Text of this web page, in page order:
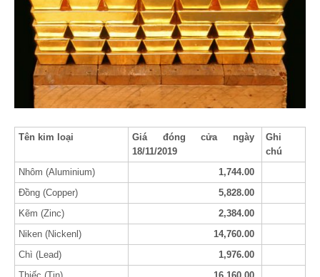
Tên kim loại
Giá đóng cửa ngày
18/11/2019
Ghi
chú
Nhôm (Aluminium)
1,744.00
Đồng (Copper)
5,828.00
Kẽm (Zinc)
2,384.00
Niken (Nickenl)
14,760.00
Chì (Lead)
1,976.00